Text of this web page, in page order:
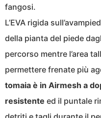
fangosi.
L’EVA rigida
della pianta del piede
percorso mentre l’area
permettere frenate più
tomaia è in Airmesh a
resistente ed il puntale